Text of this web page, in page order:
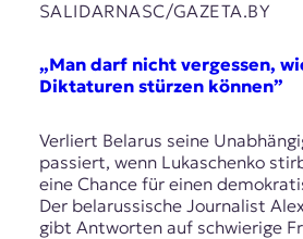
SALIDARNASC/GAZETA.BY
„Man darf nicht vergessen,
Diktaturen stürzen können”
Verliert Belarus seine
passiert, wenn Lukaschenko
eine Chance für einen
Der belarussische Journalist
gibt Antworten auf schwierige